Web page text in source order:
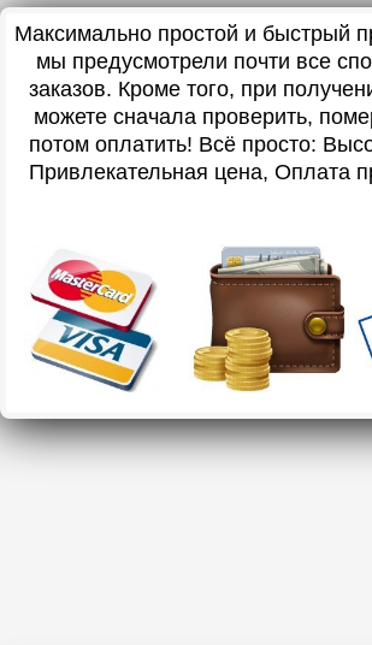
Максимально простой и быстрый
мы предусмотрели почти все
заказов. Кроме того, при
можете сначала проверить,
потом оплатить! Всё просто:
Привлекательная цена, Оплата